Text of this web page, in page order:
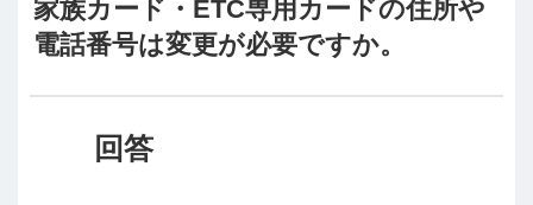
家族カード・ETC専用カードの住所や
電話番号は変更が必要ですか。